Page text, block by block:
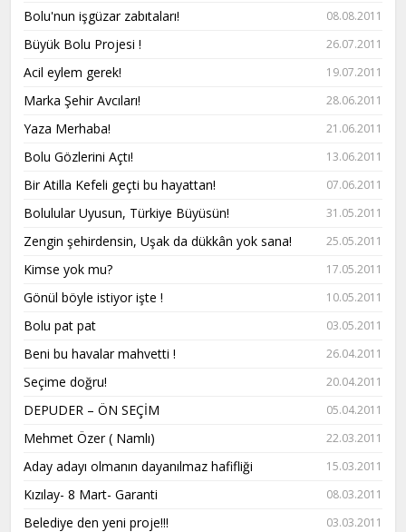
Bolu'nun işgüzar zabıtaları! 08.08.2011
Büyük Bolu Projesi ! 26.07.2011
Acil eylem gerek! 19.07.2011
Marka Şehir Avcıları! 28.06.2011
Yaza Merhaba! 21.06.2011
Bolu Gözlerini Açtı! 13.06.2011
Bir Atilla Kefeli geçti bu hayattan! 07.06.2011
Bolulular Uyusun, Türkiye Büyüsün! 31.05.2011
Zengin şehirdensin, Uşak da dükkân yok sana! 25.05.2011
Kimse yok mu? 17.05.2011
Gönül böyle istiyor işte ! 10.05.2011
Bolu pat pat 03.05.2011
Beni bu havalar mahvetti ! 26.04.2011
Seçime doğru! 20.04.2011
DEPUDER – ÖN SEÇİM 05.04.2011
Mehmet Özer ( Namlı) 22.03.2011
Aday adayı olmanın dayanılmaz hafifliği 15.03.2011
Kızılay- 8 Mart- Garanti 08.03.2011
Belediye den yeni proje!!! 03.03.2011